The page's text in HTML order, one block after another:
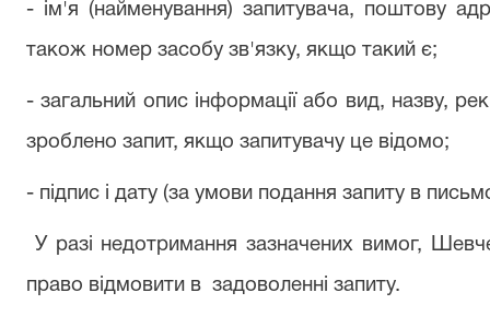
- ім'я (найменування) запитувача, поштову
також номер засобу зв'язку, якщо такий є;
- загальний опис інформації або вид, назву,
зроблено запит, якщо запитувачу це відомо;
- підпис і дату (за умови подання запиту в
У разі недотримання зазначених вимог,
право відмовити в задоволенні запиту.